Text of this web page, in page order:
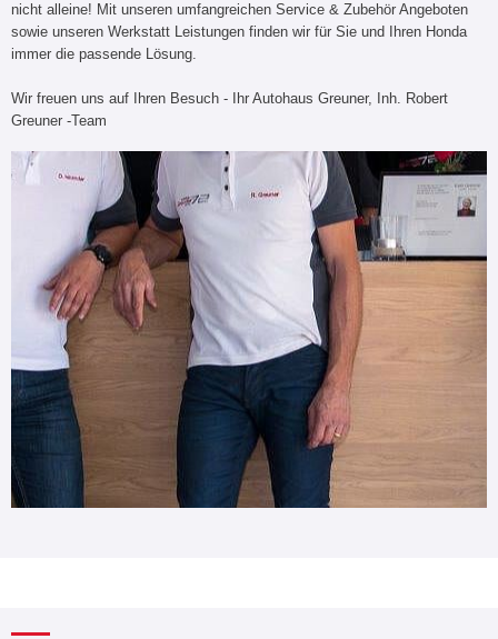
nicht alleine! Mit unseren umfangreichen Service & Zubehör Angeboten
sowie unseren Werkstatt Leistungen finden wir für Sie und Ihren Honda
immer die passende Lösung.
Wir freuen uns auf Ihren Besuch - Ihr Autohaus Greuner, Inh. Robert
Greuner -Team